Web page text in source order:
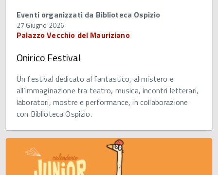
Eventi organizzati da Biblioteca Ospizio
27 Giugno 2026
Palazzo Vecchio del Mauriziano
Onirico Festival
Un festival dedicato al fantastico, al mistero e
all’immaginazione tra teatro, musica, incontri letterari,
laboratori, mostre e performance, in collaborazione
con Biblioteca Ospizio.